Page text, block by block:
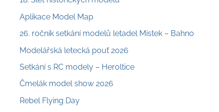
Aplikace Model Map
26. ročník setkání modelů letadel Místek – Bahno
Modelářská letecká pouť 2026
Setkání s RC modely – Heroltice
Čmelák model show 2026
Rebel Flying Day